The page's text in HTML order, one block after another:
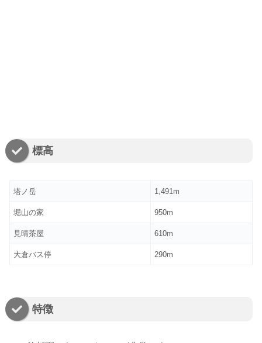
標高
塔ノ岳 1,491m
堀山の家 950m
見晴茶屋 610m
大倉バス停 290m
特徴